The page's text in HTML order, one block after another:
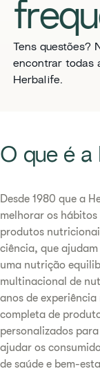
Tens questões?
encontrar todas
Herbalife.
​​O que é a
​​Desde 1980 que a
melhorar os
produtos
ciência, que
uma nutrição
multinacional de
anos de
completa de
personalizados
ajudar os
de saúde e bem-